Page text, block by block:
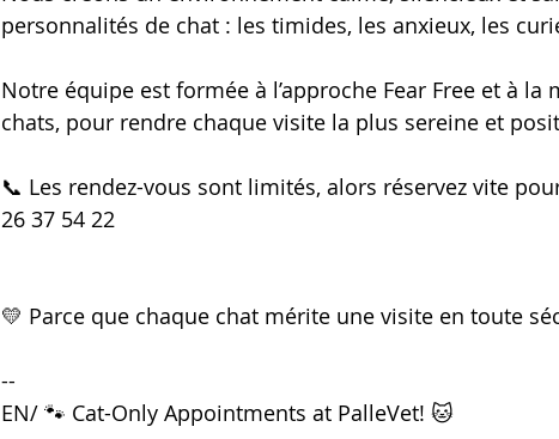
personnalités de chat : les timides, les anxieux, les
Notre équipe est formée à l’approche Fear Free et à
chats, pour rendre chaque visite la plus sereine et
📞 Les rendez-vous sont limités, alors réservez vite
26 37 54 22
💛 Parce que chaque chat mérite une visite en toute
--
EN/ 🐾 Cat-Only Appointments at PalleVet! 🐱